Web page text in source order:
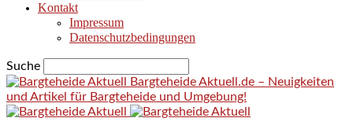
Kontakt
Impressum
Datenschutzbedingungen
Suche
Bargteheide Aktuell.de – Neuigkeiten
und Artikel für Bargteheide und Umgebung!